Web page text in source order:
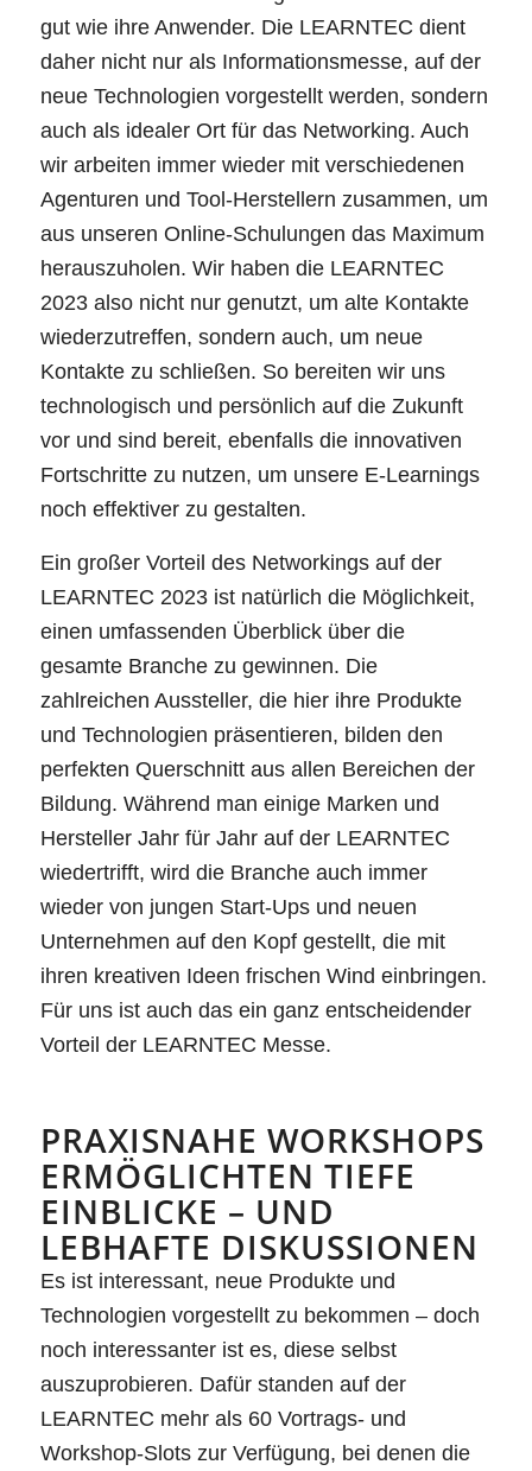
gut wie ihre Anwender. Die LEARNTEC dient
daher nicht nur als Informationsmesse, auf der
neue Technologien vorgestellt werden, sondern
auch als idealer Ort für das Networking. Auch
wir arbeiten immer wieder mit verschiedenen
Agenturen und Tool-Herstellern zusammen, um
aus unseren Online-Schulungen das Maximum
herauszuholen. Wir haben die LEARNTEC
2023 also nicht nur genutzt, um alte Kontakte
wiederzutreffen, sondern auch, um neue
Kontakte zu schließen. So bereiten wir uns
technologisch und persönlich auf die Zukunft
vor und sind bereit, ebenfalls die innovativen
Fortschritte zu nutzen, um unsere E-Learnings
noch effektiver zu gestalten.
Ein großer Vorteil des Networkings auf der
LEARNTEC 2023 ist natürlich die Möglichkeit,
einen umfassenden Überblick über die
gesamte Branche zu gewinnen. Die
zahlreichen Aussteller, die hier ihre Produkte
und Technologien präsentieren, bilden den
perfekten Querschnitt aus allen Bereichen der
Bildung. Während man einige Marken und
Hersteller Jahr für Jahr auf der LEARNTEC
wiedertrifft, wird die Branche auch immer
wieder von jungen Start-Ups und neuen
Unternehmen auf den Kopf gestellt, die mit
ihren kreativen Ideen frischen Wind einbringen.
Für uns ist auch das ein ganz entscheidender
Vorteil der LEARNTEC Messe.
PRAXISNAHE WORKSHOPS
ERMÖGLICHTEN TIEFE
EINBLICKE – UND
LEBHAFTE DISKUSSIONEN
Es ist interessant, neue Produkte und
Technologien vorgestellt zu bekommen – doch
noch interessanter ist es, diese selbst
auszuprobieren. Dafür standen auf der
LEARNTEC mehr als 60 Vortrags- und
Workshop-Slots zur Verfügung, bei denen die